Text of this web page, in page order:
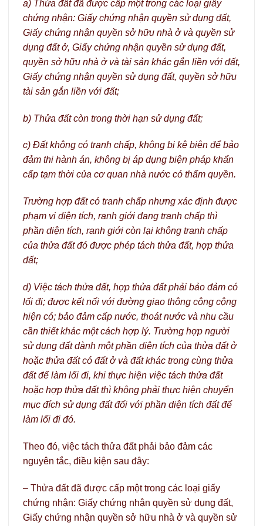
a) Thửa đất đã được cấp một trong các loại giấy
chứng nhận: Giấy chứng nhận quyền sử dụng đất,
Giấy chứng nhận quyền sở hữu nhà ở và quyền sử
dụng đất ở, Giấy chứng nhận quyền sử dụng đất,
quyền sở hữu nhà ở và tài sản khác gắn liền với đất,
Giấy chứng nhận quyền sử dụng đất, quyền sở hữu
tài sản gắn liền với đất;
b) Thửa đất còn trong thời hạn sử dụng đất;
c) Đất không có tranh chấp, không bị kê biên để bảo
đảm thi hành án, không bị áp dụng biện pháp khẩn
cấp tạm thời của cơ quan nhà nước có thẩm quyền.
Trường hợp đất có tranh chấp nhưng xác định được
phạm vi diện tích, ranh giới đang tranh chấp thì
phần diện tích, ranh giới còn lại không tranh chấp
của thửa đất đó được phép tách thửa đất, hợp thửa
đất;
d) Việc tách thửa đất, hợp thửa đất phải bảo đảm có
lối đi; được kết nối với đường giao thông công cộng
hiện có; bảo đảm cấp nước, thoát nước và nhu cầu
cần thiết khác một cách hợp lý. Trường hợp người
sử dụng đất dành một phần diện tích của thửa đất ở
hoặc thửa đất có đất ở và đất khác trong cùng thửa
đất để làm lối đi, khi thực hiện việc tách thửa đất
hoặc hợp thửa đất thì không phải thực hiện chuyển
mục đích sử dụng đất đối với phần diện tích đất để
làm lối đi đó.
Theo đó, việc tách thửa đất phải bảo đảm các
nguyên tắc, điều kiện sau đây:
– Thửa đất đã được cấp một trong các loại giấy
chứng nhận: Giấy chứng nhận quyền sử dụng đất,
Giấy chứng nhận quyền sở hữu nhà ở và quyền sử